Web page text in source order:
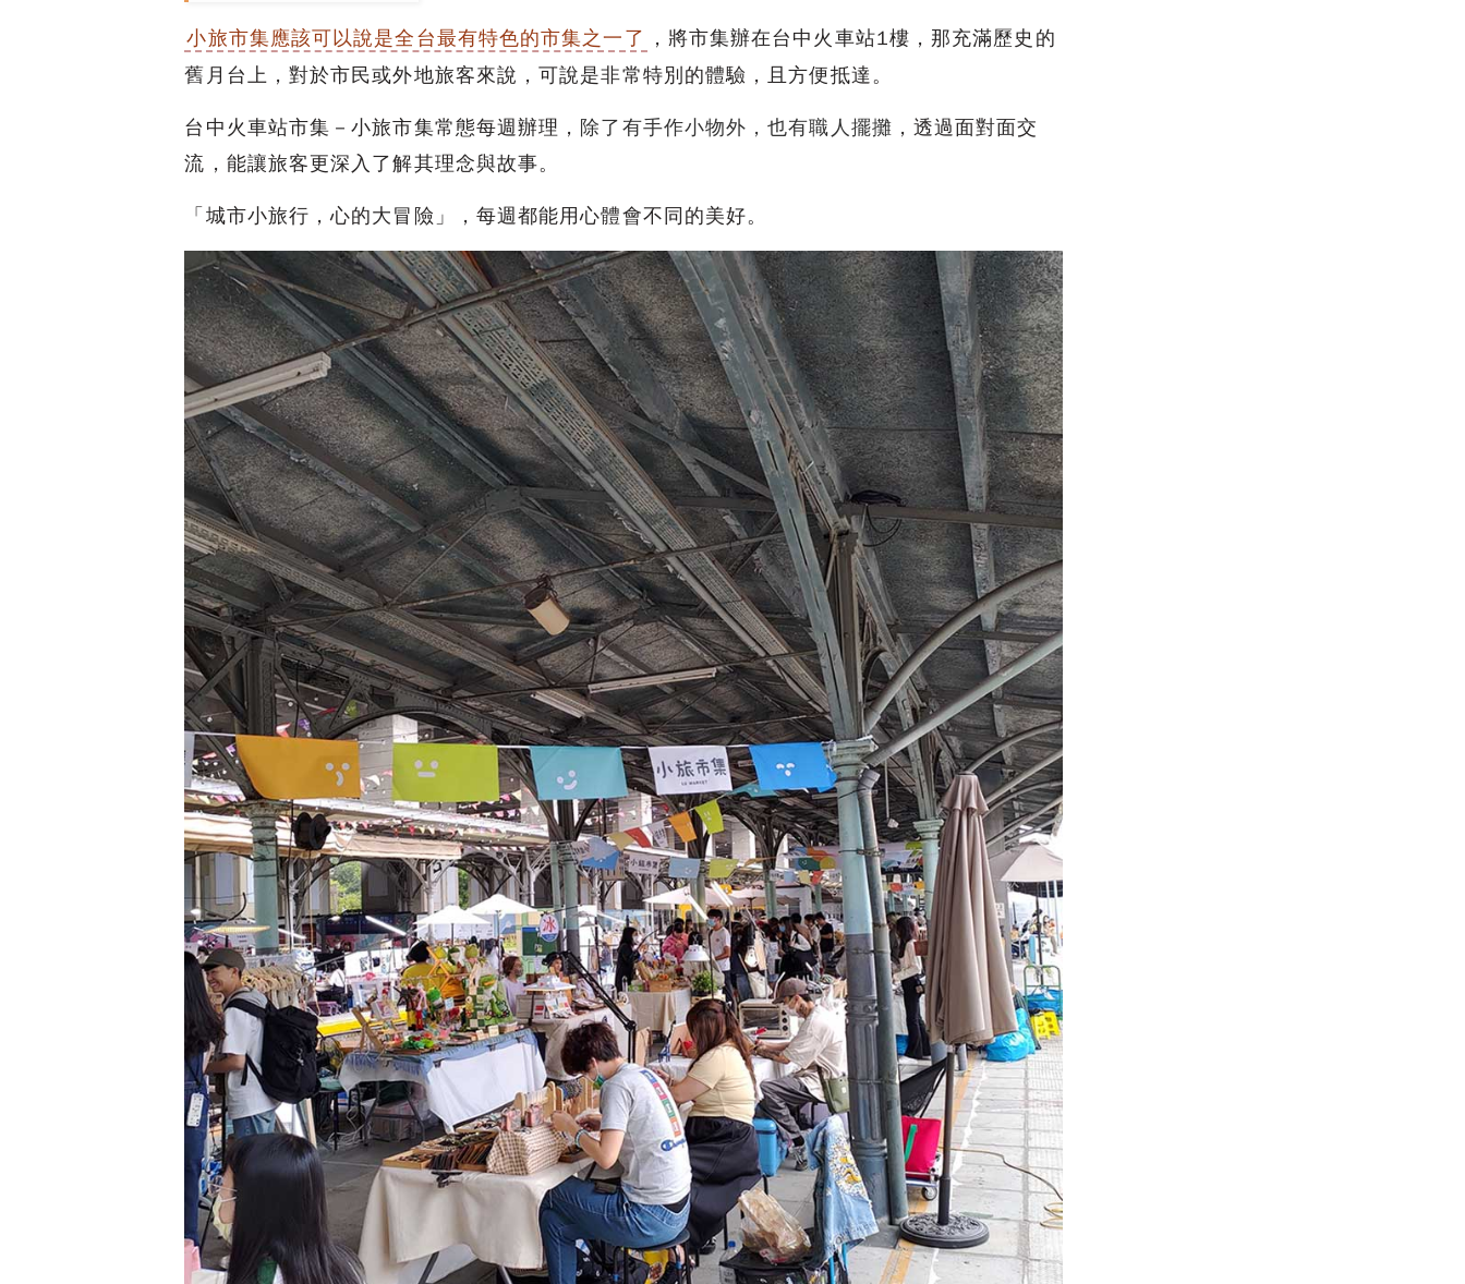
小旅市集應該可以說是全台最有特色的市集之一了 ，將市集辦在台中火車站1樓，那充滿歷史的
舊月台上，對於市民或外地旅客來說，可說是非常特別的體驗，且方便抵達。
台中火車站市集－小旅市集常態每週辦理， 除了有手作小物外，也有職人擺攤 ，透過面對面交
流，能讓旅客更深入了解其理念與故事。
「城市小旅行，心的大冒險」，每週都能用心體會不同的美好。